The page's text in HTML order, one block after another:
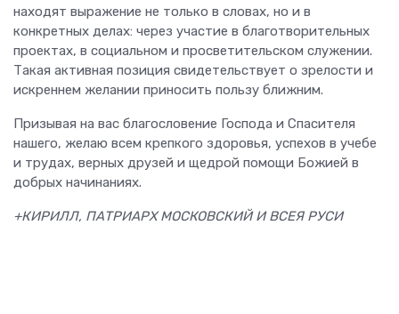
находят выражение не только в словах, но и в
конкретных делах: через участие в благотворительных
проектах, в социальном и просветительском служении.
Такая активная позиция свидетельствует о зрелости и
искреннем желании приносить пользу ближним.
Призывая на вас благословение Господа и Спасителя
нашего, желаю всем крепкого здоровья, успехов в учебе
и трудах, верных друзей и щедрой помощи Божией в
добрых начинаниях.
+КИРИЛЛ, ПАТРИАРХ МОСКОВСКИЙ И ВСЕЯ РУСИ